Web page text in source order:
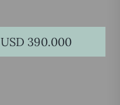
USD 390.000